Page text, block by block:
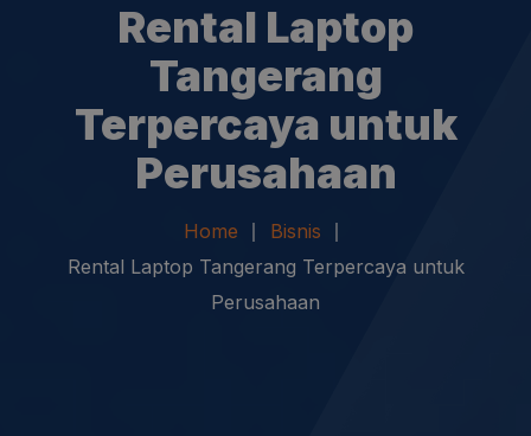
Rental Laptop
Tangerang
Terpercaya untuk
Perusahaan
Home
Bisnis
Rental Laptop Tangerang Terpercaya untuk
Perusahaan